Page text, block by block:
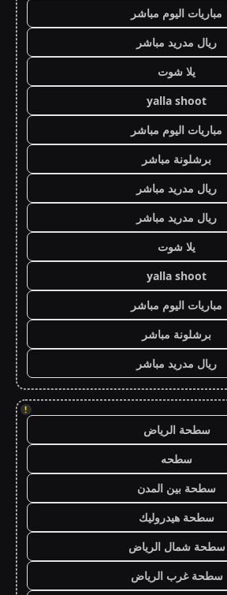
مباريات اليوم مباشر
ريال مدريد مباشر
يلا شوت
yalla shoot
مباريات اليوم مباشر
برشلونة مباشر
ريال مدريد مباشر
ريال مدريد مباشر
يلا شوت
yalla shoot
مباريات اليوم مباشر
برشلونة مباشر
ريال مدريد مباشر
!
سطحة الرياض
سطحه
سطحة بين المدن
سطحة هيدروليك
سطحة شمال الرياض
سطحة غرب الرياض